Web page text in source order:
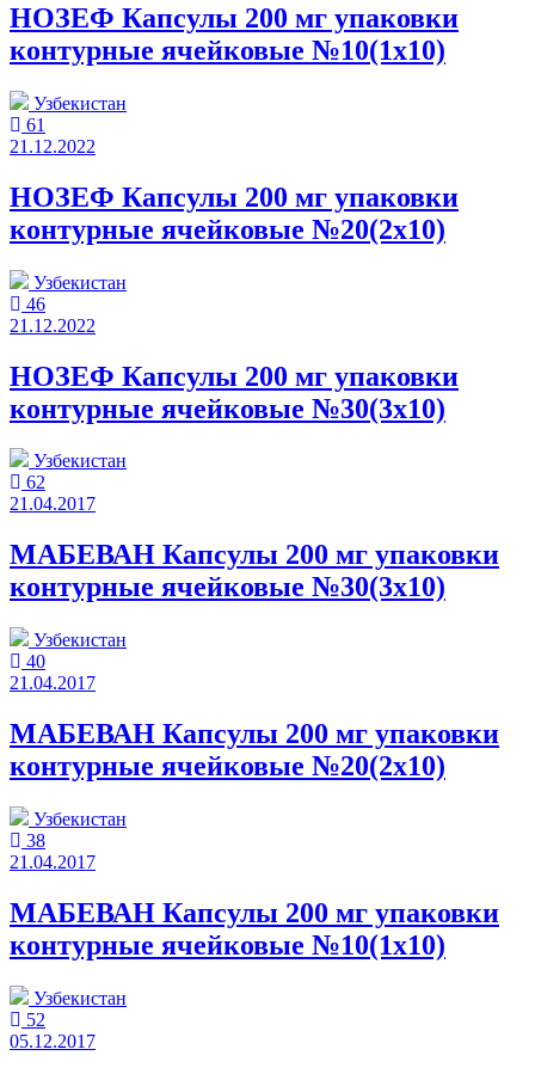
НОЗЕФ Капсулы 200 мг упаковки
контурные ячейковые №10(1x10)
Узбекистан
61
21.12.2022
НОЗЕФ Капсулы 200 мг упаковки
контурные ячейковые №20(2x10)
Узбекистан
46
21.12.2022
НОЗЕФ Капсулы 200 мг упаковки
контурные ячейковые №30(3x10)
Узбекистан
62
21.04.2017
МАБЕВАН Капсулы 200 мг упаковки
контурные ячейковые №30(3x10)
Узбекистан
40
21.04.2017
МАБЕВАН Капсулы 200 мг упаковки
контурные ячейковые №20(2x10)
Узбекистан
38
21.04.2017
МАБЕВАН Капсулы 200 мг упаковки
контурные ячейковые №10(1x10)
Узбекистан
52
05.12.2017